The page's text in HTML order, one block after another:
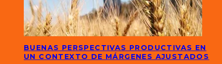
BUENAS PERSPECTIVAS PRODUCTIVAS EN
UN CONTEXTO DE MÁRGENES AJUSTADOS